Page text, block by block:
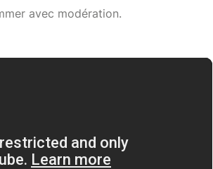
avec modération.